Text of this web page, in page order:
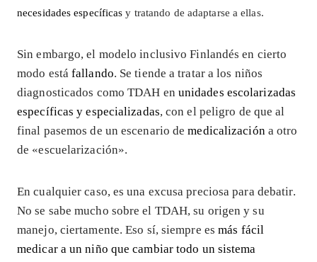
necesidades específicas y tratando de adaptarse a ellas.
Sin embargo, el modelo inclusivo Finlandés en cierto
modo estáfallando. Se tiende a tratar a los niños
diagnosticados como TDAH en unidades escolarizadas
específicas y especializadas, con el peligro de que al
final pasemos de un escenario demedicalización a otro
de «escuelarización».
En cualquier caso, es una excusa preciosa para debatir.
No se sabe mucho sobre el TDAH, su origen y su
manejo, ciertamente. Eso sí, siempre esmás fácil
medicar a un niño que cambiar todo un sistema